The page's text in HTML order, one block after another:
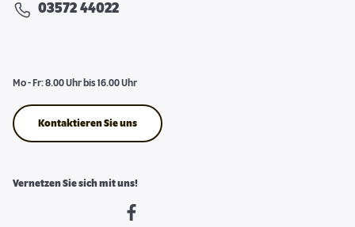
03572 44022
Mo - Fr: 8.00 Uhr bis 16.00 Uhr
Kontaktieren Sie uns
Vernetzen Sie sich mit uns!